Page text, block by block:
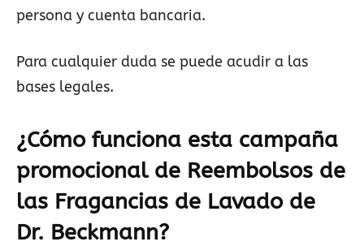
persona y cuenta bancaria.
Para cualquier duda se puede acudir a las
bases legales.
¿Cómo funciona esta campaña
promocional de Reembolsos de
las Fragancias de Lavado de
Dr. Beckmann?